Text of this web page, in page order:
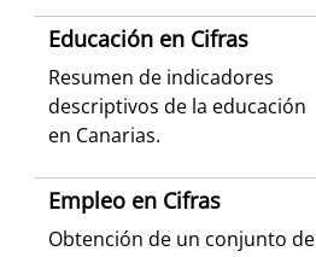
los mismos, así como
comparativas con el
conjunto de España, para
aquellos casos en que ha
sido posible.
procedentes de diversas
Educación en Cifras
Resumen de indicadores
descriptivos de la educación
en Canarias.
Empleo en Cifras
Obtención de un conjunto de